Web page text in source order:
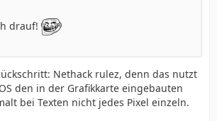
drauf!
Nethack rulez, denn das nutzt
den in der Grafikkarte eingebauten
bei Texten nicht jedes Pixel einzeln.